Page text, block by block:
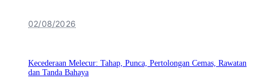
02/08/2026
Kecederaan Melecur: Tahap, Punca, Pertolongan Cemas, Rawatan
dan Tanda Bahaya